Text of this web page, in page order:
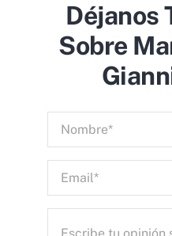
Déjanos
Sobre